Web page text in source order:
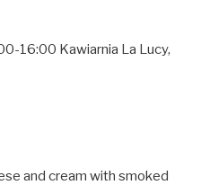
16:00 Kawiarnia La Lucy,
and cream with smoked